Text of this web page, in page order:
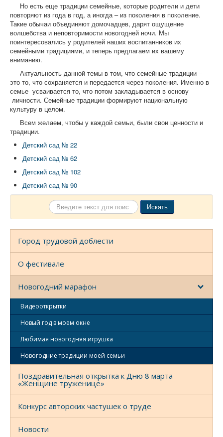
Но есть еще традиции семейные, которые родители и дети
повторяют из года в год, а иногда – из поколения в поколение.
Такие обычаи объединяют домочадцев, дарят ощущение
волшебства и неповторимости новогодней ночи. Мы
поинтересовались у родителей наших воспитанников их
семейными традициями, и теперь предлагаем их вашему
вниманию.
Актуальность данной темы в том, что семейные традиции –
это то, что сохраняется и передается через поколения. Именно в
семье усваивается то, что потом закладывается в основу
личности. Семейные традиции формируют национальную
культуру в целом.
Всем желаем, чтобы у каждой семьи, были свои ценности и
традиции.
Детский сад № 22
Детский сад № 62
Детский сад № 102
Детский сад № 90
Искать...
Искать
Город трудовой доблести
О фестивале
Новогодний марафон
Видеооткрытки
Новый год в моем окне
Любимая новогодняя игрушка
Новогодние традиции моей семьи
Поздравительная открытка к Дню 8 марта
«Женщине труженице»
Конкурс авторских частушек о труде
Новости